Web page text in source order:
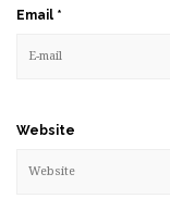
Email *
Website